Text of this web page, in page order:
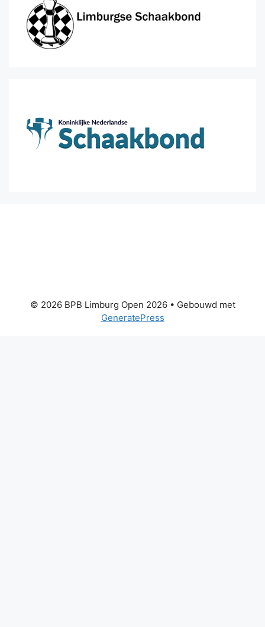
© 2026 BPB Limburg Open 2026• Gebouwd met
GeneratePress